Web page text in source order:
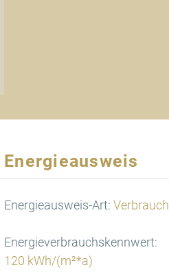
Energieausweis
Energieausweis-Art: Verbrauch
Energieverbrauchskennwert:
120 kWh/(m²*a)